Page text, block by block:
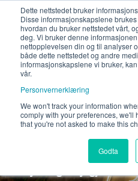
Dette nettstedet bruker
Disse informasjonskapslene
hvordan du bruker nettstedet vårt,
deg. Vi bruker denne
nettopplevelsen din og til analyser
både dette nettstedet og andre
informasjonskapslene vi bruker,
vår.
Personvernerklæring
We won't track your information
comply with your preferences, we'll
that you're not asked to make this
Godta
Søker du kompetente